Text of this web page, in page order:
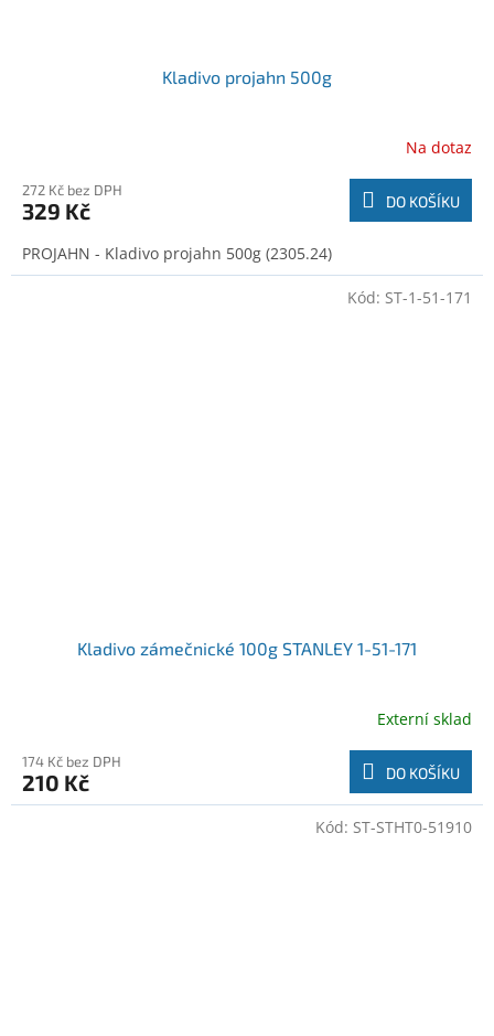
Kladivo projahn 500g
Na dotaz
272 Kč bez DPH
329 Kč DO KOŠÍKU
PROJAHN - Kladivo projahn 500g (2305.24)
Kladivo zámečnické 100g STANLEY 1-51-171
Externí sklad
174 Kč bez DPH
210 Kč DO KOŠÍKU
Kód: ST-1-51-171
Kód: ST-STHT0-51910